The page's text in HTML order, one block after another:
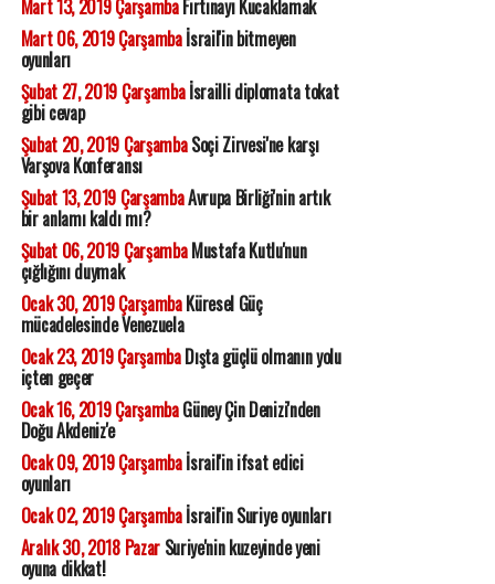
Mart 13, 2019 ÇarşambaFırtınayı Kucaklamak
Mart 06, 2019 Çarşambaİsrail'in bitmeyen
oyunları
Şubat 27, 2019 Çarşambaİsrailli diplomata tokat
gibi cevap
Şubat 20, 2019 ÇarşambaSoçi Zirvesi'ne karşı
Varşova Konferansı
Şubat 13, 2019 ÇarşambaAvrupa Birliği'nin artık
bir anlamı kaldı mı?
Şubat 06, 2019 ÇarşambaMustafa Kutlu'nun
çığlığını duymak
Ocak 30, 2019 ÇarşambaKüresel Güç
mücadelesinde Venezuela
Ocak 23, 2019 ÇarşambaDışta güçlü olmanın yolu
içten geçer
Ocak 16, 2019 ÇarşambaGüney Çin Denizi'nden
Doğu Akdeniz'e
Ocak 09, 2019 Çarşambaİsrail'in ifsat edici
oyunları
Ocak 02, 2019 Çarşambaİsrail'in Suriye oyunları
Aralık 30, 2018 PazarSuriye'nin kuzeyinde yeni
oyuna dikkat!